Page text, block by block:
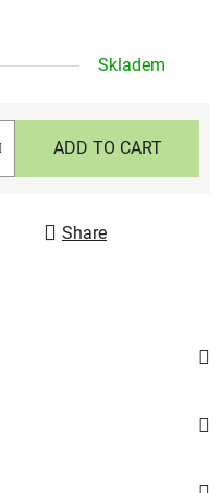
Skladem
ADD TO CART
Share